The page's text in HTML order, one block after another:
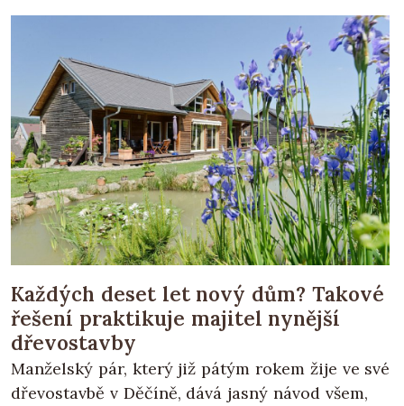
Každých deset let nový dům? Takové
řešení praktikuje majitel nynější
dřevostavby
Manželský pár, který již pátým rokem žije ve své
dřevostavbě v Děčíně, dává jasný návod všem,